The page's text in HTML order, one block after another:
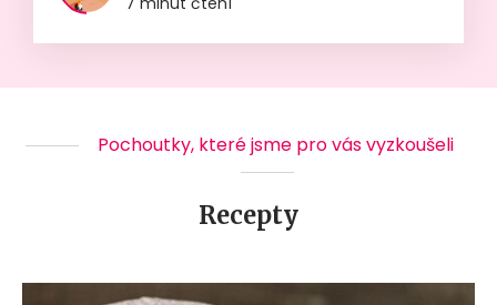
Pochoutky, které jsme pro vás vyzkoušeli
Recepty